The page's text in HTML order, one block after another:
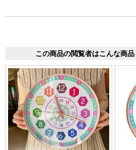
この商品の閲覧者はこんな商